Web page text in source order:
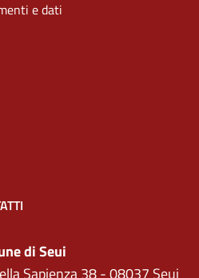
e dati
di Seui